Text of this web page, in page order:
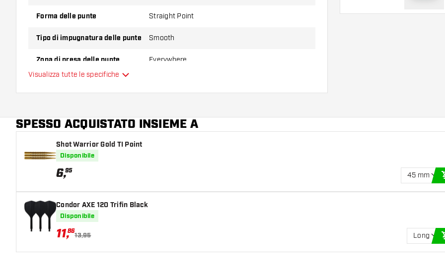
Forma delle punte Straight Point
Tipo di impugnatura delle punte Smooth
Zona di presa delle punte Everywhere
Visualizza tutte le specifiche
SPESSO ACQUISTATO INSIEME A
Shot Warrior Gold TI Point
Disponibile
6,95
45 mm
Condor AXE 120 Trifin Black
Disponibile
11,86
13,95 Long